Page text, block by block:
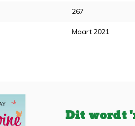
267
Maart 2021
Dit wordt